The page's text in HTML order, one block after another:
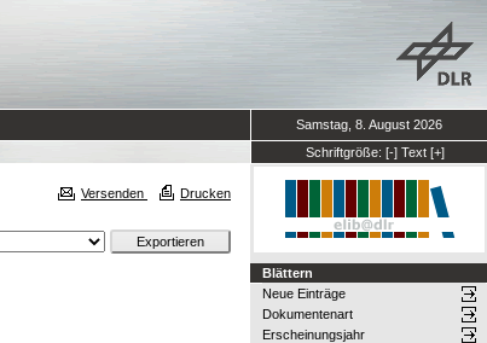
Samstag, 8. August 2026
Schriftgröße: [-] Text [+]
Versenden Drucken
Blättern
Neue Einträge
Dokumentenart
Erscheinungsjahr